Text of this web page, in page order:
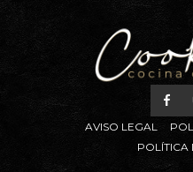
AVISO LEGAL
POLÍTICA